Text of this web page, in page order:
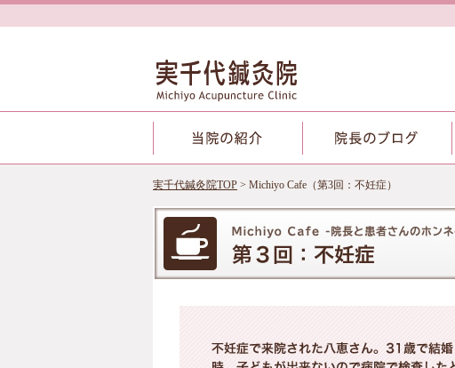
実千代鍼灸院TOP > Michiyo Cafe（第3回：不妊症）